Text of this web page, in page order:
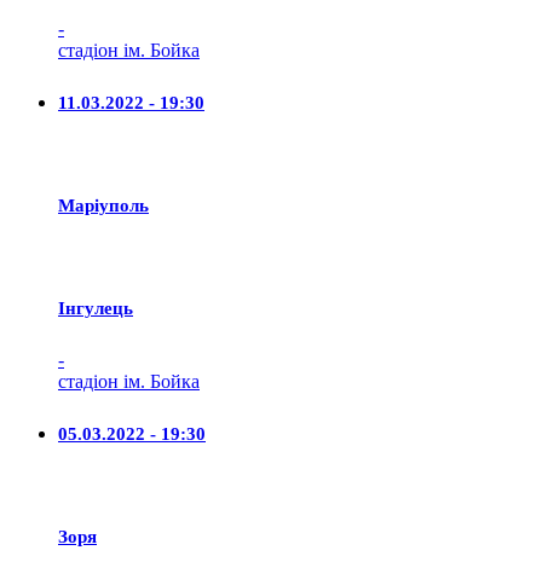
-
стадіон ім. Бойка
11.03.2022 - 19:30
Маріуполь
Iнгулець
-
стадіон ім. Бойка
05.03.2022 - 19:30
Зоря